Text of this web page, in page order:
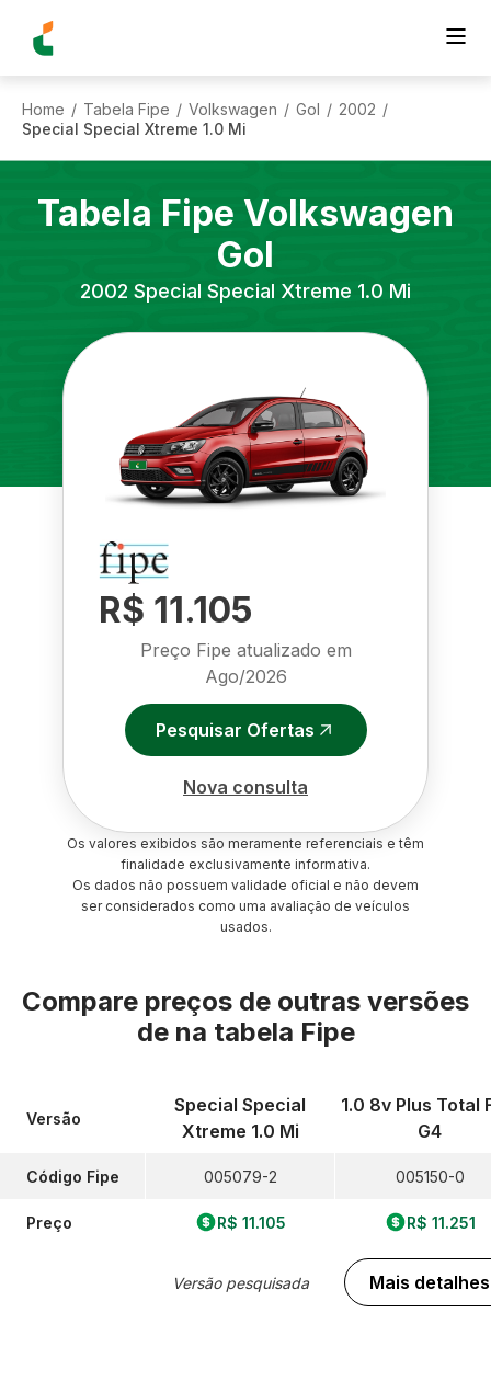
Home / Tabela Fipe / Volkswagen / Gol / 2002 /
Special Special Xtreme 1.0 Mi
Tabela Fipe Volkswagen
Gol
2002 Special Special Xtreme 1.0 Mi
R$ 11.105
Preço Fipe atualizado em
Ago/2026
Pesquisar Ofertas
Nova consulta
Os valores exibidos são meramente referenciais e têm
finalidade exclusivamente informativa.
Os dados não possuem validade oficial e não devem
ser considerados como uma avaliação de veículos
usados.
Compare preços de outras versões
de na tabela Fipe
Versão
Código Fipe
Preço
Special Special
Xtreme 1.0 Mi
005079-2
R$ 11.105
Versão pesquisada
1.0 8v Plus Total
G4
005150-0
R$ 11.251
Mais detalhes